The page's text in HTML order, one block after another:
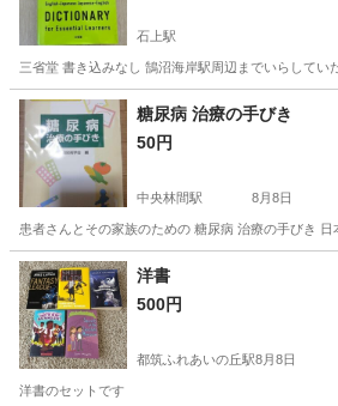
石上駅
三省堂 書き込みなし 鵠沼海岸駅周辺までいらして
神奈川 藤沢市 石上駅 語学、辞書
糖尿病 治療の手びき
50円
中央林間駅 8月8日
患者さんとその家族のための 糖尿病 治療の手びき
神奈川 大和市 中央林間駅
洋書
500円
都筑ふれあいの丘駅8月8日
洋書のセットです